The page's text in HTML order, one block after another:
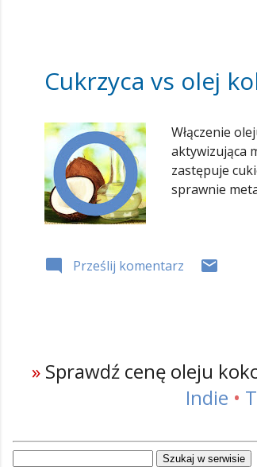
Cukrzyca vs olej
Włączenie
aktywizująca
zastępuje
sprawnie
Prześlij komentarz
»Sprawdź cenę oleju
Indie •